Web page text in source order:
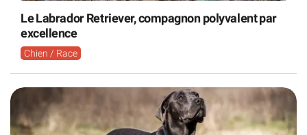
Le Labrador Retriever, compagnon polyvalent par
excellence
Chien / Race